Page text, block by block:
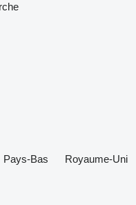
Pays-Bas
Royaume-Uni